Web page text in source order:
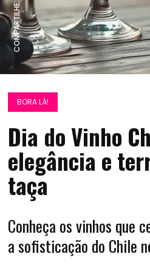
COMPARTILHE:
BORA LÁ!
Dia do Vinho
elegância e
taça
Conheça os vinhos que
a sofisticação do Chile